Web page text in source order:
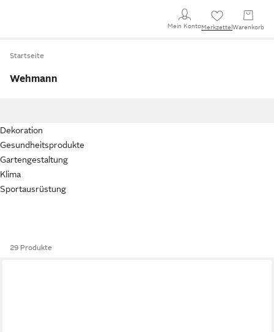
Mein KontoMerkzettel Warenkorb
Startseite
Wehmann
Dekoration
Gesundheitsprodukte
Gartengestaltung
Klima
Sportausrüstung
29 Produkte